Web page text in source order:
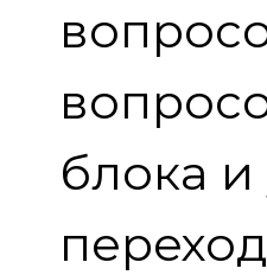
блока и